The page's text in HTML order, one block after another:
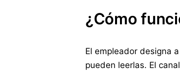
¿Cómo
El empleador designa
pueden leerlas. El